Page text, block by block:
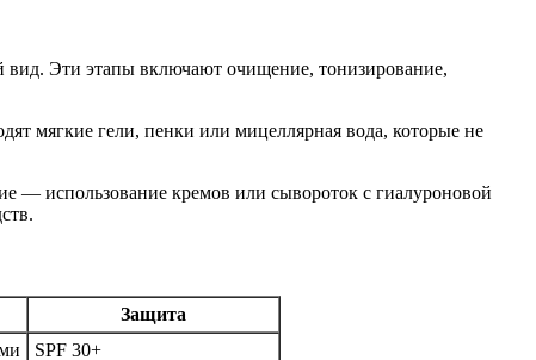
вид. Эти этапы включают очищение, тонизирование,
мягкие гели, пенки или мицеллярная вода, которые не
— использование кремов или сывороток с гиалуроновой
Защита
SPF 30+